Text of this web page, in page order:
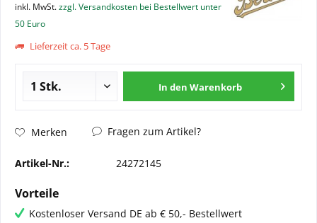
inkl. MwSt.zzgl. Versandkosten bei Bestellwert unter
50 Euro
Lieferzeit ca. 5 Tage
In den Warenkorb
Merken Fragen zum Artikel?
Artikel-Nr.: 24272145
Vorteile
Kostenloser Versand DE ab € 50,- Bestellwert